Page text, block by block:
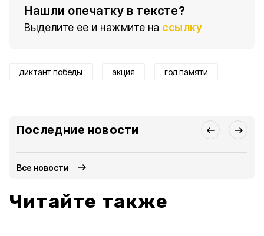
Нашли опечатку в тексте?
Выделите ее и нажмите на ссылку
диктант победы акция год памяти
Последние новости
Все новости
Читайте также